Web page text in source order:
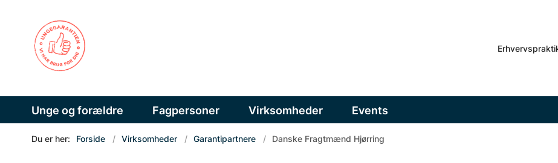
Unge og forældre Fagpersoner Virksomheder Events
Du er her: Forside Virksomheder Garantipartnere Danske Fragtmænd Hjørring